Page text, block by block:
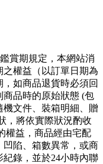
賞期規定，本網站消
之權益（以訂單日期為
如商品退貨時必須回
品時的原始狀態 (包
文件、裝箱明細、贈
，將依實際狀況酌收
權益，商品經由宅配
陷、箱數異常，或商
錄，並於24小時內聯